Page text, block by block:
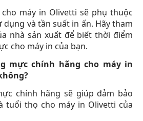
máy in Olivetti sẽ phụ thuộc
dụng và tần suất in ấn. Hãy tham
nhà sản xuất để biết thời điểm
cho máy in của bạn.
mực chính hãng cho máy in
chính hãng sẽ giúp đảm bảo
tuổi thọ cho máy in Olivetti của